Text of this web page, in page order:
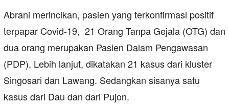
Abrani merincikan, pasien yang terkonfirmasi positif
terpapar Covid-19, 21 Orang Tanpa Gejala (OTG) dan
dua orang merupakan Pasien Dalam Pengawasan
(PDP), Lebih lanjut, dikatakan 21 kasus dari kluster
Singosari dan Lawang. Sedangkan sisanya satu
kasus dari Dau dan dari Pujon.